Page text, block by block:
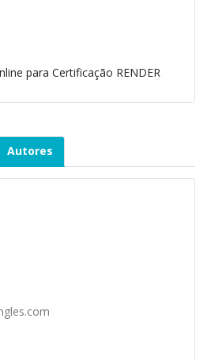
para Certificação RENDER
Autores